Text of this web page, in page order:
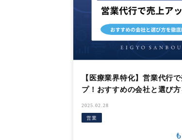
【医療業界特化】営業代行
プ！おすすめの会社と選び
2025.02.28
営業